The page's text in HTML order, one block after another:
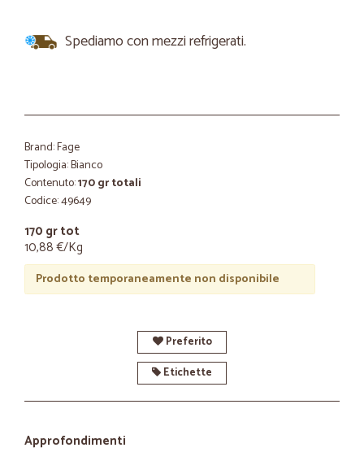
Spediamo con mezzi refrigerati.
Brand: Fage
Tipologia: Bianco
Contenuto:170 gr totali
Codice: 49649
170 gr tot
10,88 €/Kg
Prodotto temporaneamente non disponibile
Preferito
Etichette
Approfondimenti